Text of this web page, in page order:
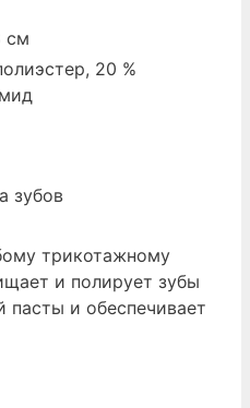
см
20 %
зубов
трикотажному
и полирует зубы
пасты и обеспечивает